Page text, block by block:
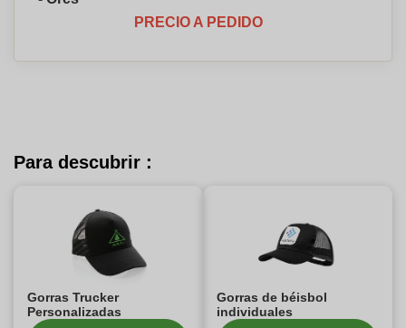
PRECIO A PEDIDO
Para descubrir :
Gorras Trucker
Personalizadas
Gorras de béisbol
individuales